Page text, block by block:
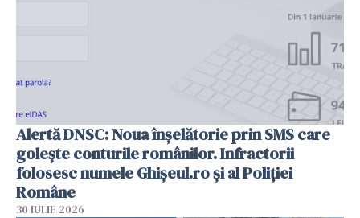
Alertă DNSC: Noua înșelătorie prin SMS care
golește conturile românilor. Infractorii
folosesc numele Ghișeul.ro și al Poliției
Române
30 IULIE 2026